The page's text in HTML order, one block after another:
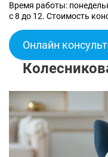
Время работы:
с 8 до 12. Стоимость
Онлайн